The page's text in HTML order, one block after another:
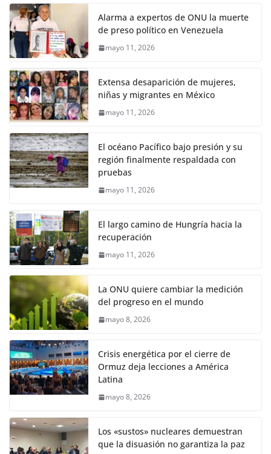
Alarma a expertos de ONU la muerte
de preso político en Venezuela
mayo 11, 2026
Extensa desaparición de mujeres,
niñas y migrantes en México
mayo 11, 2026
El océano Pacífico bajo presión y su
región finalmente respaldada con
pruebas
mayo 11, 2026
El largo camino de Hungría hacia la
recuperación
mayo 11, 2026
La ONU quiere cambiar la medición
del progreso en el mundo
mayo 8, 2026
Crisis energética por el cierre de
Ormuz deja lecciones a América
Latina
mayo 8, 2026
Los «sustos» nucleares demuestran
que la disuasión no garantiza la paz